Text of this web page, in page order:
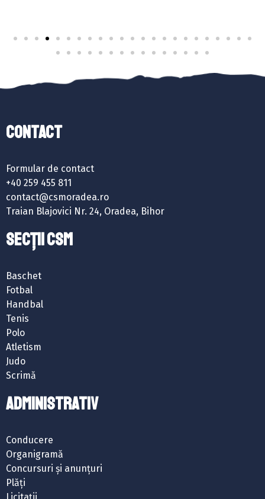
Contact
Formular de contact
+40 259 455 811
contact@csmoradea.ro
Traian Blajovici Nr. 24, Oradea, Bihor
SECȚII CSM
Baschet
Fotbal
Handbal
Tenis
Polo
Atletism
Judo
Scrimă
ADMINISTRATIV
Conducere
Organigramă
Concursuri și anunțuri
Plăți
Licitații